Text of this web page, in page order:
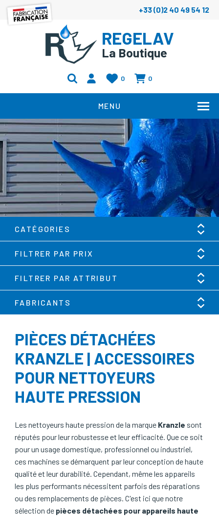
+33 (0)2 40 49 54 12
REGELAV
La Boutique
0 0
MENU
CATÉGORIES
FILTRER PAR PRIX
FILTRER PAR ATTRIBUT
FABRICANTS
PIÈCES DÉTACHÉES
KRANZLE | ACCESSOIRES
POUR NETTOYEURS
HAUTE PRESSION
Les nettoyeurs haute pression de la marque Kranzle sont
réputés pour leur robustesse et leur efficacité. Que ce soit
pour un usage domestique, professionnel ou industriel,
ces machines se démarquent par leur conception de haute
qualité et leur durabilité. Cependant, même les appareils
les plus performants nécessitent parfois des réparations
ou des remplacements de pièces. C'est ici que notre
sélection de pièces détachées pour appareils haute